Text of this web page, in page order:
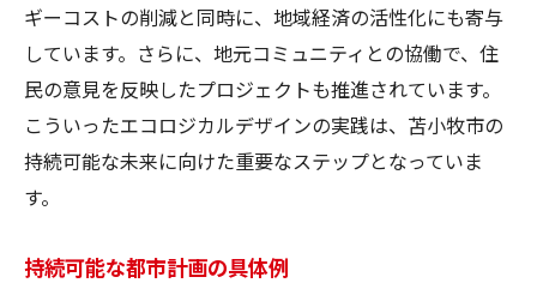
ギーコストの削減と同時に、地域経済の活性化にも寄与
しています。さらに、地元コミュニティとの協働で、住
民の意見を反映したプロジェクトも推進されています。
こういったエコロジカルデザインの実践は、苫小牧市の
持続可能な未来に向けた重要なステップとなっていま
す。
持続可能な都市計画の具体例